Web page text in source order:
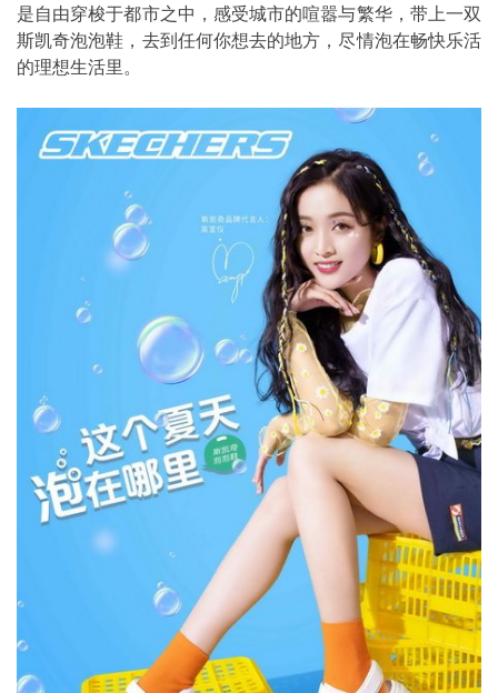
是自由穿梭于都市之中，感受城市的喧嚣与繁华，带上一双
斯凯奇泡泡鞋，去到任何你想去的地方，尽情泡在畅快乐活
的理想生活里。